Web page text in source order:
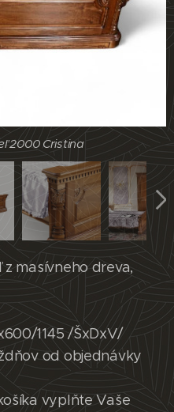
2000 Cristina
2000 Cristina
2000 Cristina
masívneho dreva,
1145 /ŠxDxV/
od objednávky
vyplňte Vaše